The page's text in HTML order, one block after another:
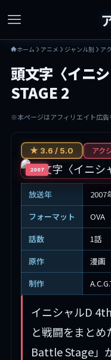
ホーム アニメ ジャンル別 ア
頭文字〈イニ
STAGE 2
※本ページはアフィリエイト広告
2007
★ 3.6 / 5.0 アク
放送年
2007
フォーマット
OVA
話数
1話
原作
漫画
制作
イニシャルD
と戦闘をまとめ
Battle Stage」